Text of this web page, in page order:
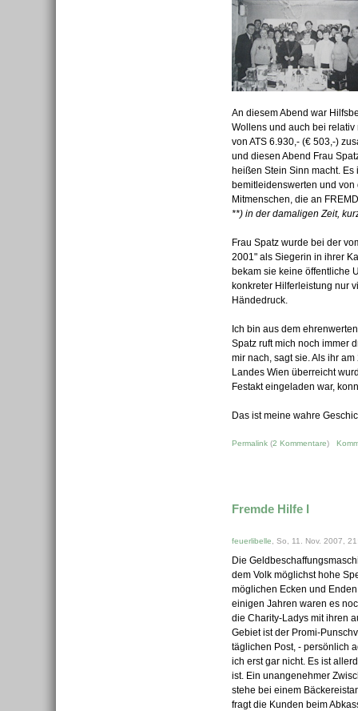
An diesem Abend war
Wollens und auch bei
von ATS 6.930,- (€ 503,-)
und diesen Abend Frau
heißen Stein Sinn macht.
bemitleidenswerten und
Mitmenschen, die an
**) in der damaligen Zeit,
Frau Spatz wurde bei der
2001" als Siegerin in ihrer
bekam sie keine öffentliche
konkreter Hilferleistung nur
Händedruck.
Ich bin aus dem
Spatz ruft mich noch immer
mir nach, sagt sie. Als ihr
Landes Wien überreicht
Festakt eingeladen war,
Das ist meine wahre
Permalink (2 Kommentare)
Fremde Hilfe I
feuerlibelle , So, 11. Nov. 2007,
Die
dem Volk möglichst hohe
möglichen Ecken und
einigen Jahren waren es
die Charity-Ladys mit ihren
Gebiet ist der Promi-
täglichen Post, - persönlich
ich erst gar nicht. Es ist
ist. Ein unangenehmer
stehe bei einem
fragt die Kunden beim